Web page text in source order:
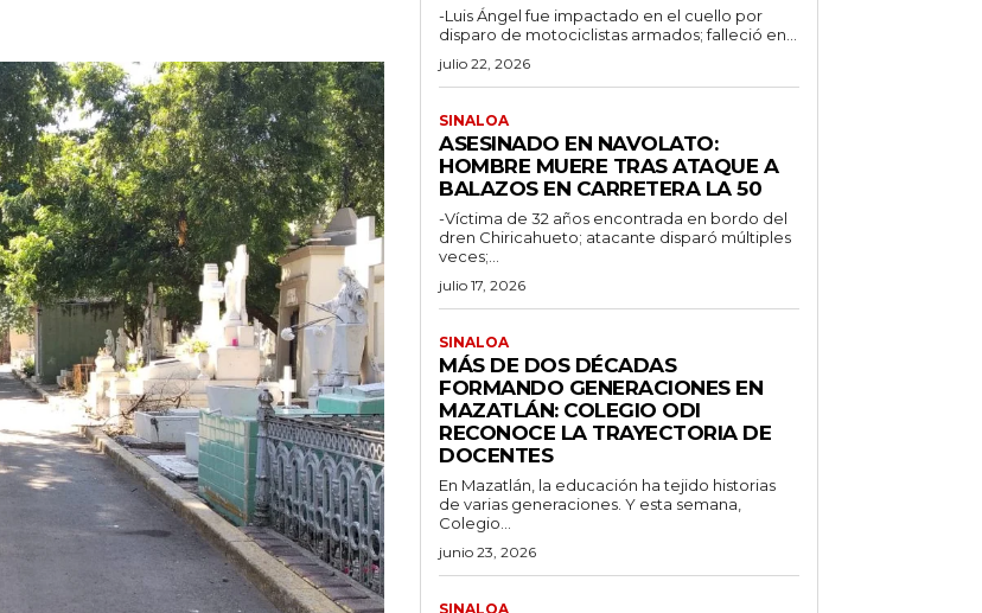
-Luis Ángel fue impactado en el cuello por
disparo de motociclistas armados; falleció en...
julio 22, 2026
SINALOA
ASESINADO EN NAVOLATO:
HOMBRE MUERE TRAS ATAQUE A
BALAZOS EN CARRETERA LA 50
-Víctima de 32 años encontrada en bordo del
dren Chiricahueto; atacante disparó múltiples
veces;...
julio 17, 2026
SINALOA
MÁS DE DOS DÉCADAS
FORMANDO GENERACIONES EN
MAZATLÁN: COLEGIO ODI
RECONOCE LA TRAYECTORIA DE
DOCENTES
En Mazatlán, la educación ha tejido historias
de varias generaciones. Y esta semana,
Colegio...
junio 23, 2026
SINALOA